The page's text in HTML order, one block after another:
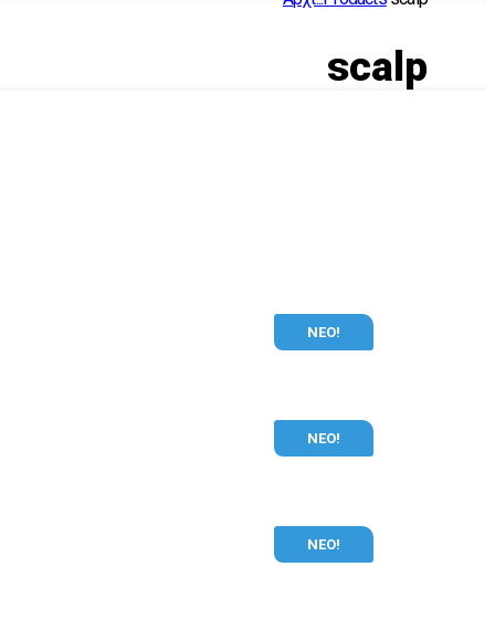
scalp
ΝΕΟ!
ΝΕΟ!
ΝΕΟ!